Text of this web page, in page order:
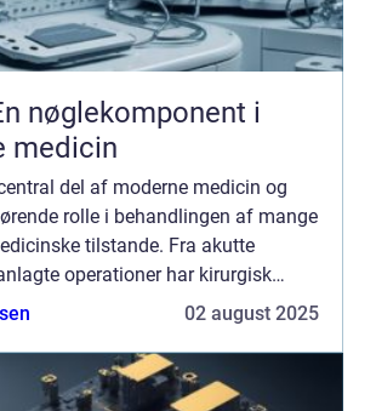
nøglekomponent i
medicin
del af moderne medicin og
rolle i behandlingen af mange
tilstande. Fra akutte
operationer har kirurgisk
sig markant over tid. Men hvad
02 august 2025